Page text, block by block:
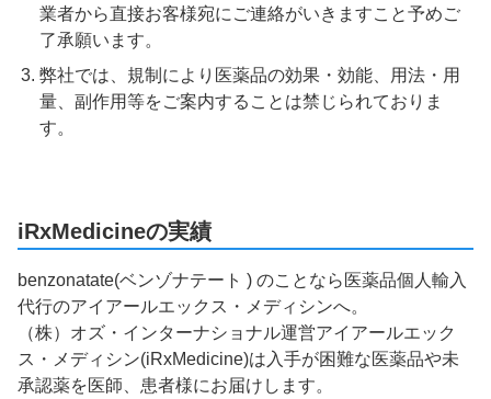
業者から直接お客様宛にご連絡がいきますこと予めご
了承願います。
弊社では、規制により医薬品の効果・効能、用法・用
量、副作用等をご案内することは禁じられておりま
す。
iRxMedicineの実績
benzonatate(ベンゾナテート ) のことなら医薬品個人輸入
代行のアイアールエックス・メディシンへ。
（株）オズ・インターナショナル運営アイアールエック
ス・メディシン(iRxMedicine)は入手が困難な医薬品や未
承認薬を医師、患者様にお届けします。